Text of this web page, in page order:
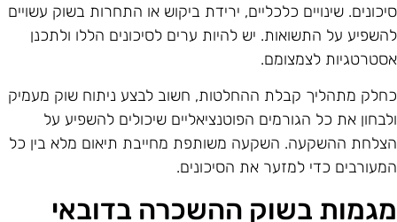
שינויים כלכליים, ירידת ביקוש או התחרות בשוק עשויים
על התשואות. יש להיות ערים לסיכונים הללו ולתכנן
לצמצומם.
מתהליך קבלת ההחלטות, חשוב לבצע ניתוח שוק מעמיק
את כל הגורמים הפוטנציאליים שיכולים להשפיע על
ההשקעה. השקעה משותפת מחייבת תיאום מלא בין כל
כדי למזער את הסיכונים.
בשוק ההשכרה בדובאי